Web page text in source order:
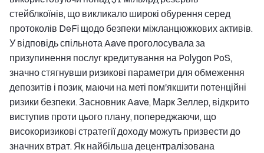
стейблкоїнів, що викликало широкі обурення серед
протоколів DeFi щодо безпеки міжланцюжкових активів.
У відповідь спільнота Aave проголосувала за
призупинення послуг кредитування на Polygon PoS,
значно стягнувши ризикові параметри для обмеження
депозитів і позик, маючи на меті пом'якшити потенційні
ризики безпеки. Засновник Aave, Марк Зеллер, відкрито
виступив проти цього плану, попереджаючи, що
високоризикові стратегії доходу можуть призвести до
значних втрат. Як найбільша децентралізована